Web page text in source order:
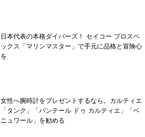
日本代表の本格ダイバーズ！ セイコー プロスペ
ックス「マリンマスター」で手元に品格と冒険心
を
女性へ腕時計をプレゼントするなら。カルティエ
「タンク」「パンテール ドゥ カルティエ」「ベ
ニュワール」を勧める